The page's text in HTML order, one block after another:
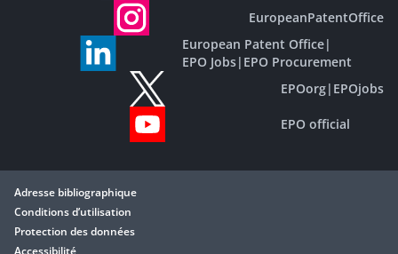
EuropeanPatentOffice
European Patent Office|
EPO Jobs| EPO Procurement
EPOorg| EPOjobs
EPO official
Adresse bibliographique
Conditions d’utilisation
Protection des données
Accessibilité